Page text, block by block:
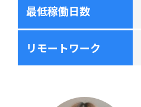
最低稼働日数
リモートワーク